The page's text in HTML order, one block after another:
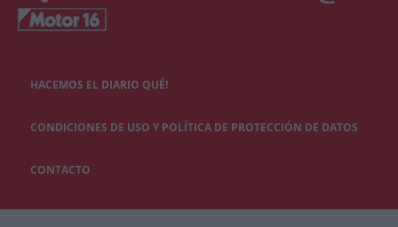
HACEMOS EL DIARIO QUÉ!
CONDICIONES DE USO Y POLÍTICA DE PROTECCIÓN DE DATOS
CONTACTO